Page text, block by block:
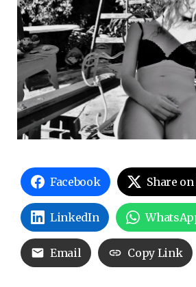
Facebook Share on
LinkedIn
Email Copy Link